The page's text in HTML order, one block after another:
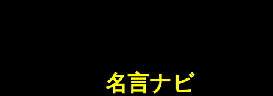
名言ナビ